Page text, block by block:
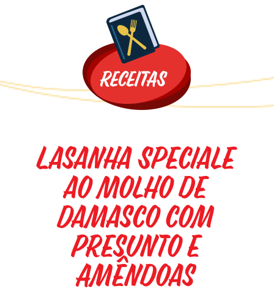
Lasanha Speciale
ao Molho de
Damasco com
Presunto e
Amêndoas